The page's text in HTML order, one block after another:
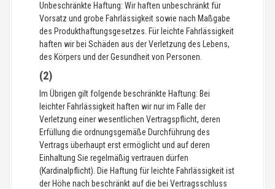
Unbeschränkte Haftung: Wir haften unbeschränkt für
Vorsatz und grobe Fahrlässigkeit sowie nach Maßgabe
des Produkthaftungsgesetzes. Für leichte Fahrlässigkeit
haften wir bei Schäden aus der Verletzung des Lebens,
des Körpers und der Gesundheit von Personen.
(2)
Im Übrigen gilt folgende beschränkte Haftung: Bei
leichter Fahrlässigkeit haften wir nur im Falle der
Verletzung einer wesentlichen Vertragspflicht, deren
Erfüllung die ordnungsgemäße Durchführung des
Vertrags überhaupt erst ermöglicht und auf deren
Einhaltung Sie regelmäßig vertrauen dürfen
(Kardinalpflicht). Die Haftung für leichte Fahrlässigkeit ist
der Höhe nach beschränkt auf die bei Vertragsschluss